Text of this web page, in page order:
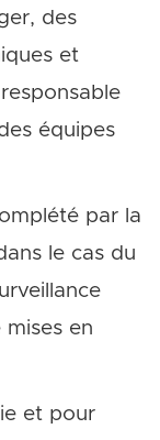
des
et
équipes
par la
le cas du
mises en
et pour